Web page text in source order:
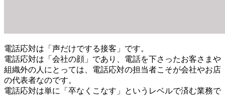
電話応対は「声だけでする接客」です。
電話応対は「会社の顔」であり、電話を下さったお客さまや
組織外の人にとっては、電話応対の担当者こそが会社やお店
の代表者なのです。
電話応対は単に「卒なくこなす」というレベルで済む業務で